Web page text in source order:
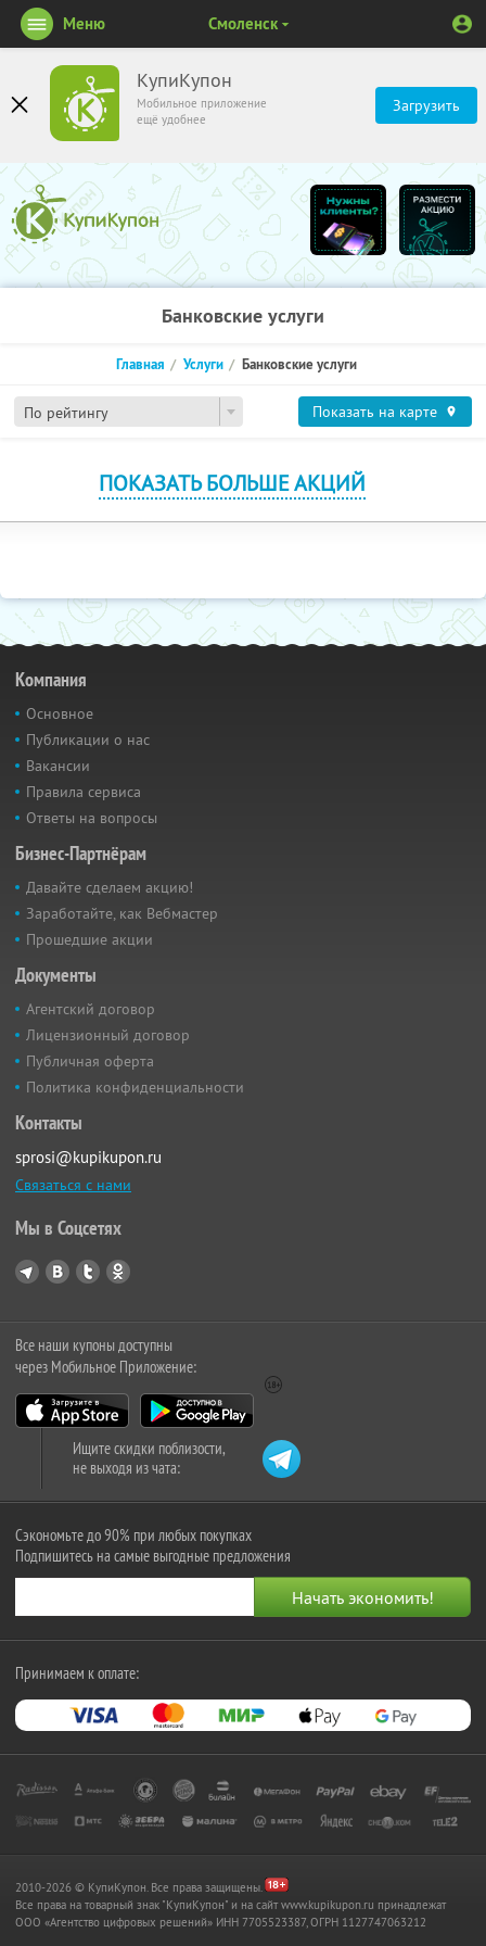
КупиКупон
Мобильное приложение
ещё удобнее
Загрузить
Меню Смоленск
Банковские услуги
По рейтингу
Главная Услуги Банковские услуги
Показать на карте
ПОКАЗАТЬ БОЛЬШЕ АКЦИЙ
Компания
Основное
Публикации о нас
Вакансии
Правила сервиса
Ответы на вопросы
Бизнес-Партнёрам
Давайте сделаем акцию!
Заработайте, как Вебмастер
Прошедшие акции
Документы
Агентский договор
Лицензионный договор
Публичная оферта
Политика конфиденциальности
Контакты
sprosi@kupikupon.ru
Связаться с нами
Мы в Соцсетях
Все наши купоны доступны
через Мобильное Приложение:
Ищите скидки поблизости,
не выходя из чата:
Сэкономьте до 90% при любых покупках
Подпишитесь на самые выгодные предложения
Принимаем к оплате:
2010-2026 © КупиКупон. Все права защищены.
Все права на товарный знак "КупиКупон" и на сайт www.kupikupon.ru принадлежат
OOO «Агентство цифровых решений» ИНН 7705523387, ОГРН 1127747063212